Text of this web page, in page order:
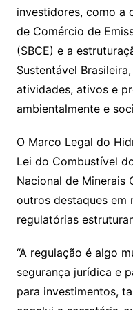
investidores, como a
de Comércio de
(SBCE) e a
Sustentável
atividades, ativos e
ambientalmente e
O Marco Legal do
Lei do Combustível
Nacional de Minerais
outros destaques em
regulatórias
“A regulação é algo
segurança jurídica e
para investimentos,